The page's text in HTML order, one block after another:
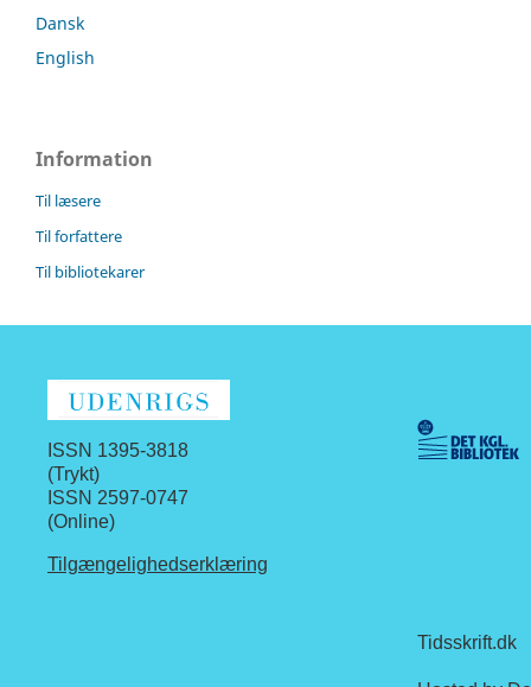
Dansk
English
Information
Til læsere
Til forfattere
Til bibliotekarer
ISSN 1395-3818
(Trykt)
ISSN 2597-0747
(Online)
Tilgængelighedserklæring